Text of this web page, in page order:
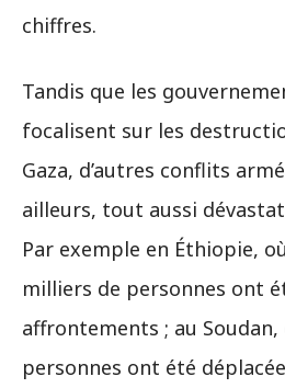
chiffres.
Tandis que les
focalisent sur les
Gaza, d’autres conflits
ailleurs, tout aussi
Par exemple en Éthiopie,
milliers de personnes ont
affrontements ; au
personnes ont été